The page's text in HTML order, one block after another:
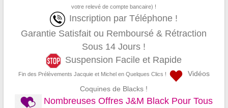
votre relevé de compte bancaire) !
Inscription par Téléphone !
Garantie Satisfait ou Remboursé & Rétraction
Sous 14 Jours !
Suspension Facile et Rapide
Fin des Prélèvements Jacquie et Michel en Quelques Clics !
Vidéos
Coquines de Blacks !
Nombreuses Offres J&M Black Pour Tous